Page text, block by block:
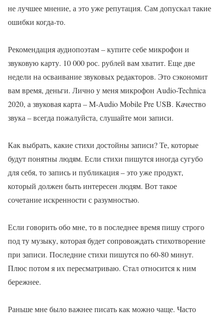
не лучшее мнение, а это уже репутация. Сам допускал такие
ошибки когда-то.
Рекомендация аудиопоэтам – купите себе микрофон и
звуковую карту. 10 000 рос. рублей вам хватит. Еще две
недели на осваивание звуковых редакторов. Это сэкономит
вам время, деньги. Лично у меня микрофон Audio-Technica
2020, а звуковая карта – M-Audio Mobile Pre USB. Качество
звука – всегда пожалуйста, слушайте мои записи.
Как выбрать, какие стихи достойны записи? Те, которые
будут понятны людям. Если стихи пишутся иногда сугубо
для себя, то запись и публикация – это уже продукт,
который должен быть интересен людям. Вот такое
сочетание искренности с разумностью.
Если говорить обо мне, то в последнее время пишу строго
под ту музыку, которая будет сопровождать стихотворение
при записи. Последние стихи пишутся по 60-80 минут.
Плюс потом я их пересматриваю. Стал относится к ним
бережнее.
Раньше мне было важнее писать как можно чаще. Часто